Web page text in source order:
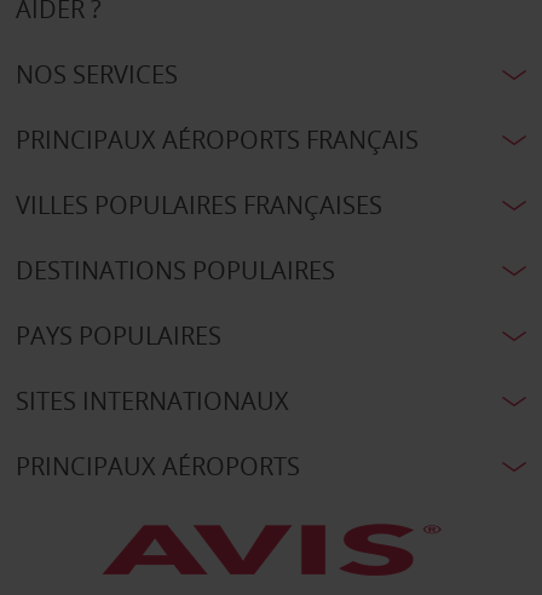
AIDER ?
NOS SERVICES
PRINCIPAUX AÉROPORTS FRANÇAIS
VILLES POPULAIRES FRANÇAISES
DESTINATIONS POPULAIRES
PAYS POPULAIRES
SITES INTERNATIONAUX
PRINCIPAUX AÉROPORTS